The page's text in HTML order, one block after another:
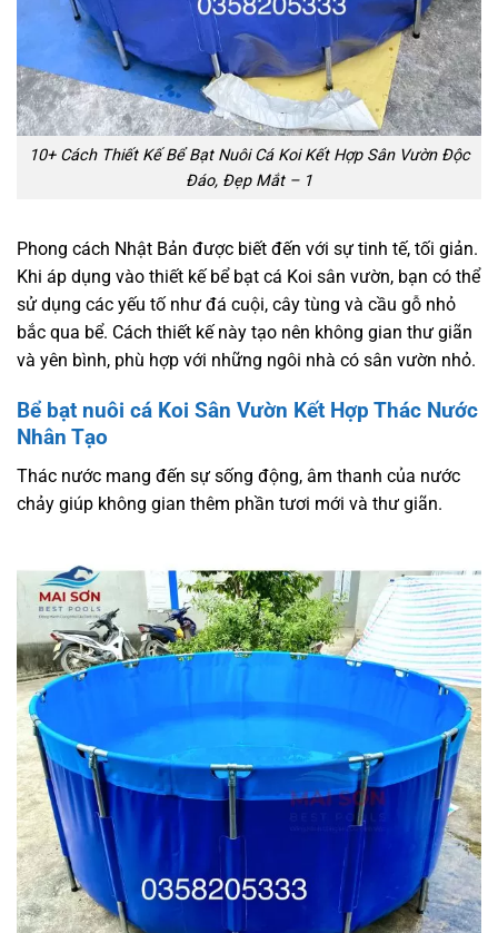
10+ Cách Thiết Kế Bể Bạt Nuôi Cá Koi Kết Hợp Sân Vườn Độc
Đáo, Đẹp Mắt – 1
Phong cách Nhật Bản được biết đến với sự tinh tế, tối giản.
Khi áp dụng vào thiết kế bể bạt cá Koi sân vườn, bạn có thể
sử dụng các yếu tố như đá cuội, cây tùng và cầu gỗ nhỏ
bắc qua bể. Cách thiết kế này tạo nên không gian thư giãn
và yên bình, phù hợp với những ngôi nhà có sân vườn nhỏ.
Bể bạt nuôi cá Koi Sân Vườn Kết Hợp Thác Nước
Nhân Tạo
Thác nước mang đến sự sống động, âm thanh của nước
chảy giúp không gian thêm phần tươi mới và thư giãn.